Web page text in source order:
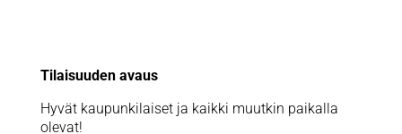
Tilaisuuden avaus
Hyvät kaupunkilaiset ja kaikki muutkin paikalla
olevat!